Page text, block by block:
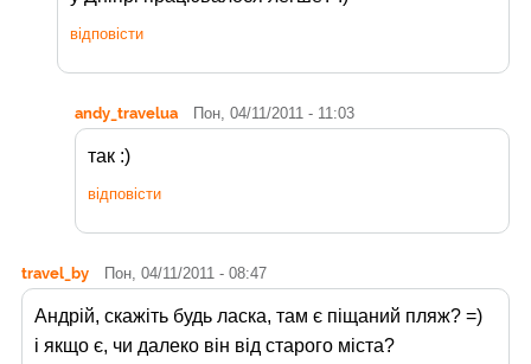
відповісти
andy_travelua Пон, 04/11/2011 - 11:03
так :)
відповісти
travel_by Пон, 04/11/2011 - 08:47
Андрій, скажіть будь ласка, там є піщаний пляж? =)
і якщо є, чи далеко він від старого міста?